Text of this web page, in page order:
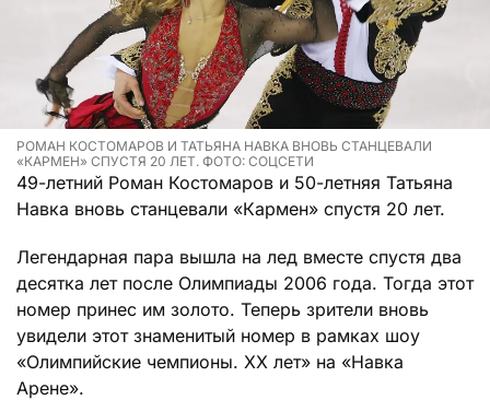
РОМАН КОСТОМАРОВ И ТАТЬЯНА НАВКА ВНОВЬ СТАНЦЕВАЛИ
«КАРМЕН» СПУСТЯ 20 ЛЕТ. ФОТО: СОЦСЕТИ
49-летний Роман Костомаров и 50-летняя Татьяна
Навка вновь станцевали «Кармен» спустя 20 лет.
Легендарная пара вышла на лед вместе спустя два
десятка лет после Олимпиады 2006 года. Тогда этот
номер принес им золото. Теперь зрители вновь
увидели этот знаменитый номер в рамках шоу
«Олимпийские чемпионы. ХХ лет» на «Навка
Арене».